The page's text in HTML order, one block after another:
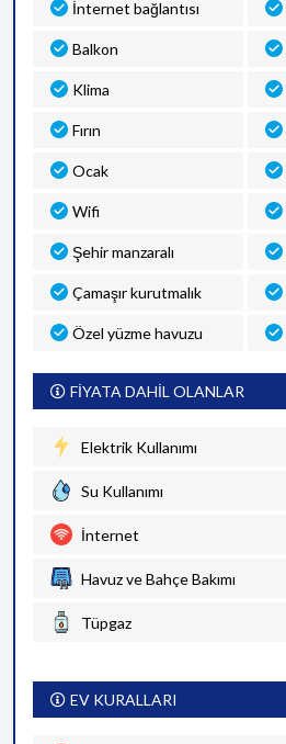
İnternet bağlantısı
Balkon
Klima
Fırın
Ocak
Wifi
Şehir manzaralı
Çamaşır kurutmalık
Özel yüzme havuzu
FİYATA DAHİL OLANLAR
Elektrik Kullanımı
Su Kullanımı
İnternet
Havuz ve Bahçe Bakımı
Tüpgaz
EV KURALLARI